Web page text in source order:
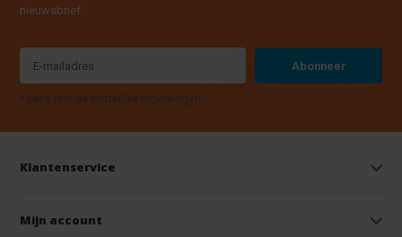
nieuwsbrief
Abonneer
* Lees hier de wettelijke beperkingen
Klantenservice
Mijn account